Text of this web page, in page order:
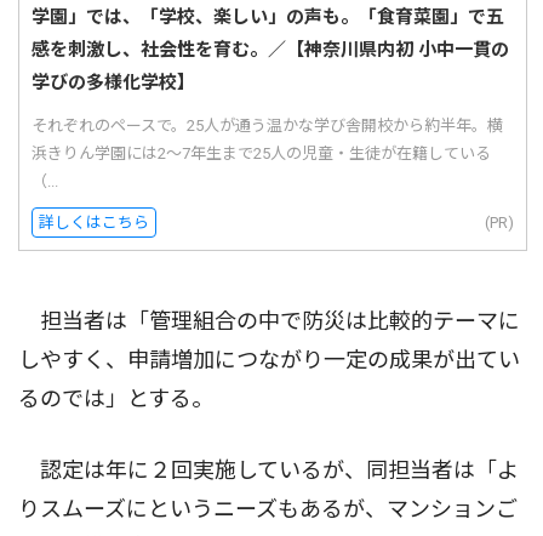
学園」では、「学校、楽しい」の声も。「食育菜園」で五
感を刺激し、社会性を育む。／【神奈川県内初 小中一貫の
学びの多様化学校】
それぞれのペースで。25人が通う温かな学び舎開校から約半年。横
浜きりん学園には2〜7年生まで25人の児童・生徒が在籍している
（...
詳しくはこちら (PR)
担当者は「管理組合の中で防災は比較的テーマに
しやすく、申請増加につながり一定の成果が出てい
るのでは」とする。
認定は年に２回実施しているが、同担当者は「よ
りスムーズにというニーズもあるが、マンションご